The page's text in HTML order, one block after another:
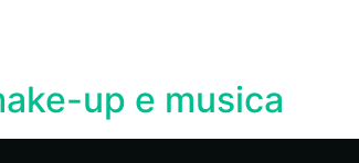
up e musica